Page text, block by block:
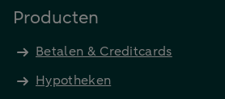
Producten
Betalen & Creditcards
Hypotheken